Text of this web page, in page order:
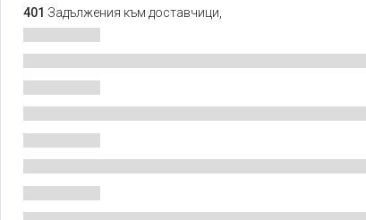
401 Задължения към доставчици,